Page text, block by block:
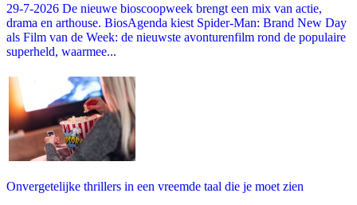
29-7-2026 De nieuwe bioscoopweek brengt een mix van actie,
drama en arthouse. BiosAgenda kiest Spider-Man: Brand New Day
als Film van de Week: de nieuwste avonturenfilm rond de populaire
superheld, waarmee...
Onvergetelijke thrillers in een vreemde taal die je moet zien